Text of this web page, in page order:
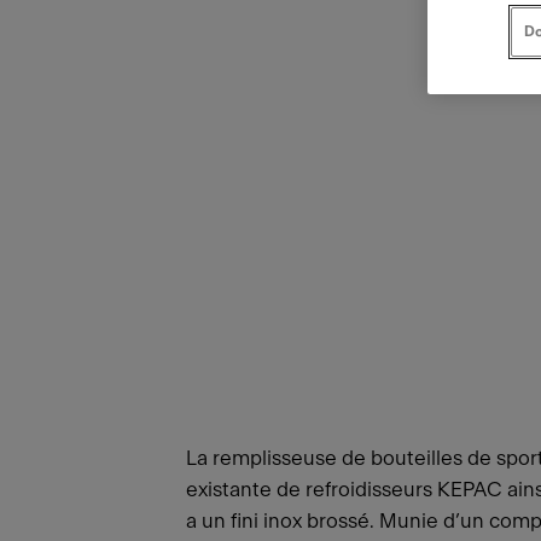
La remplisseuse de bouteilles de
existante de refroidisseurs KEPAC
a un fini inox brossé. Munie d’un